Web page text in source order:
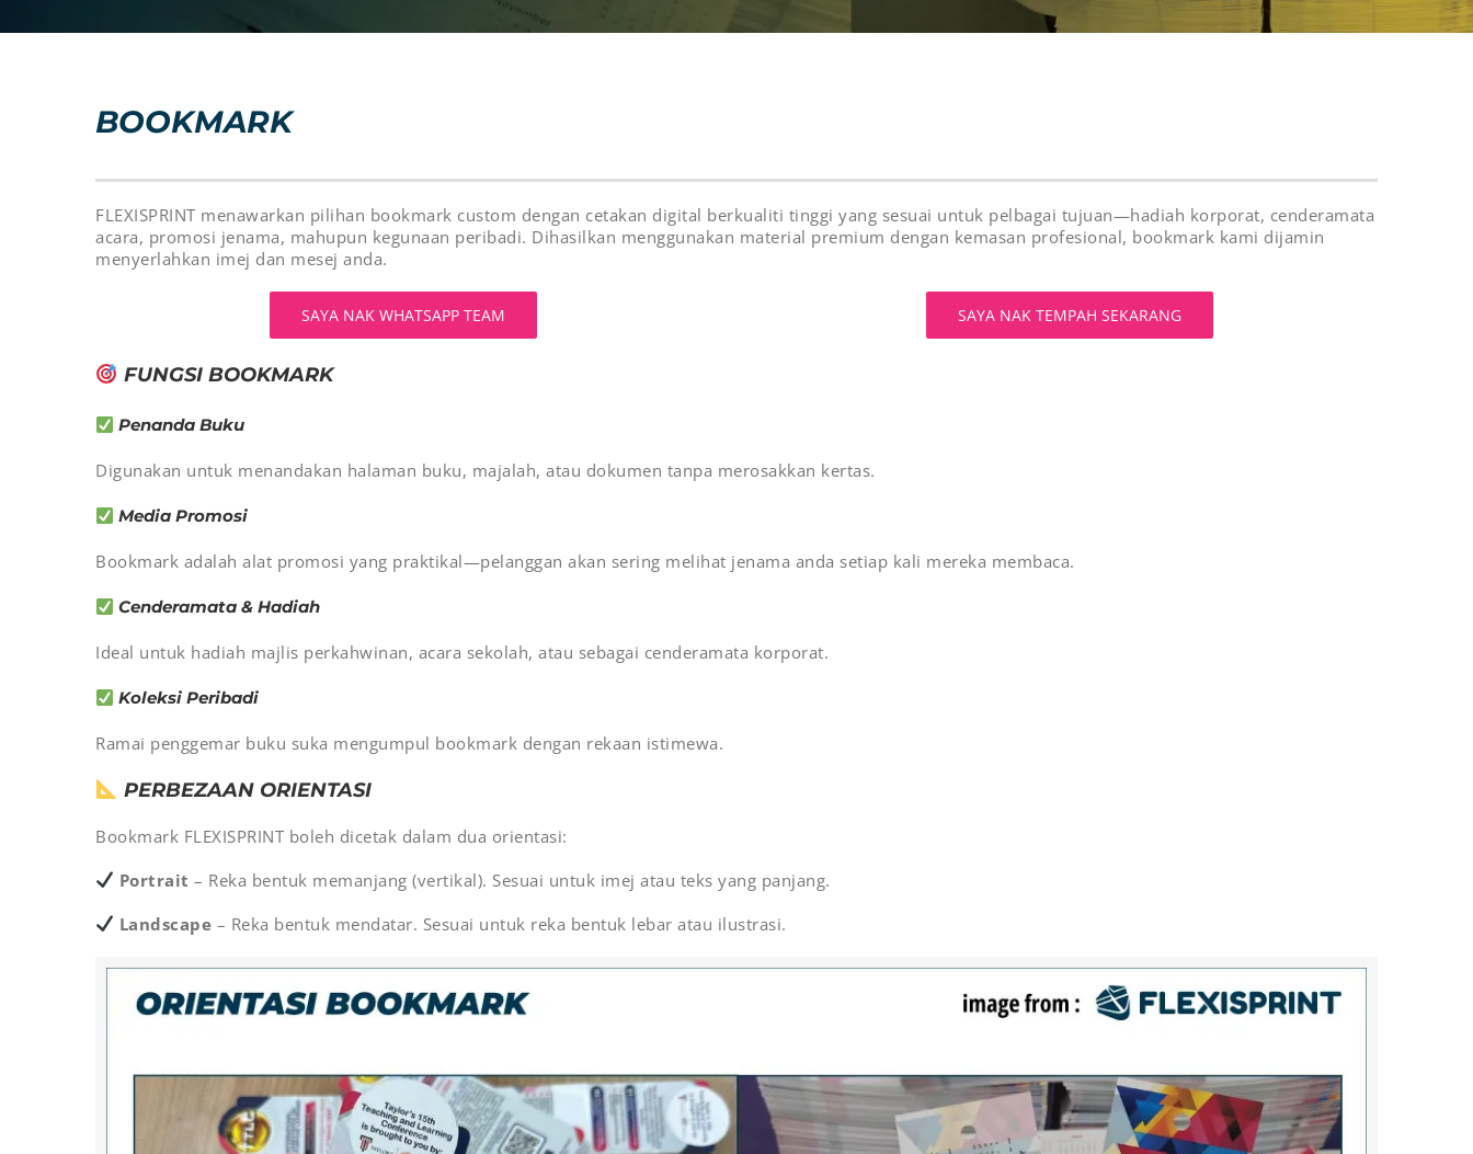
BOOKMARK
FLEXISPRINT menawarkan pilihan bookmark custom dengan cetakan digital berkualiti tinggi yang sesuai untuk pelbagai tujuan—hadiah korporat, cenderamata
acara, promosi jenama, mahupun kegunaan peribadi. Dihasilkan menggunakan material premium dengan kemasan profesional, bookmark kami dijamin
menyerlahkan imej dan mesej anda.
SAYA NAK WHATSAPP TEAM SAYA NAK TEMPAH SEKARANG
FUNGSI BOOKMARK
Penanda Buku
Digunakan untuk menandakan halaman buku, majalah, atau dokumen tanpa merosakkan kertas.
Media Promosi
Bookmark adalah alat promosi yang praktikal—pelanggan akan sering melihat jenama anda setiap kali mereka membaca.
Cenderamata & Hadiah
Ideal untuk hadiah majlis perkahwinan, acara sekolah, atau sebagai cenderamata korporat.
Koleksi Peribadi
Ramai penggemar buku suka mengumpul bookmark dengan rekaan istimewa.
PERBEZAAN ORIENTASI
Bookmark FLEXISPRINT boleh dicetak dalam dua orientasi:
Portrait – Reka bentuk memanjang (vertikal). Sesuai untuk imej atau teks yang panjang.
Landscape – Reka bentuk mendatar. Sesuai untuk reka bentuk lebar atau ilustrasi.